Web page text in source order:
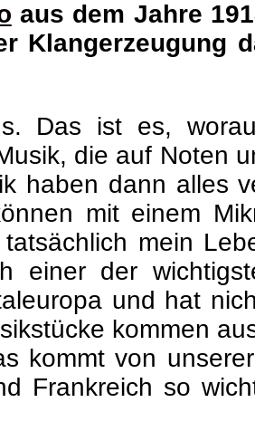
aus dem Jahre
Klangerzeugung
Das ist es,
die auf Noten
haben dann alles
mit einem
mein
einer der
und hat
kommen
kommt von
Frankreich so